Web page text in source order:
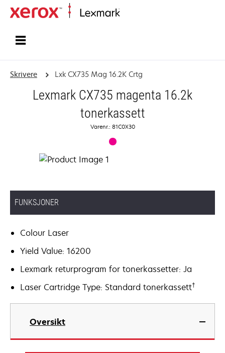
Skrivere Lxk CX735 Mag 16.2K Crtg
Lexmark CX735 magenta 16.2k
tonerkassett
Varenr.: 81C0X30
FUNKSJONER
Colour Laser
Yield Value: 16200
Lexmark returprogram for tonerkassetter: Ja
Laser Cartridge Type: Standard tonerkassett†
Oversikt